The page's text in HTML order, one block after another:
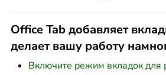
Office Tab добавляет
делает вашу работу
Включите режим вкладок для